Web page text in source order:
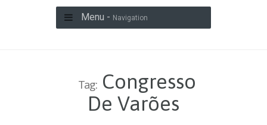
Menu - Navigation
Tag:Congresso
De Varões